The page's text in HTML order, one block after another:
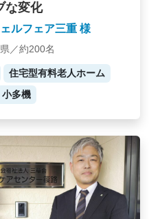
な変化
ルフェア三重 様
／約200名
住宅型有料老人ホーム
小多機